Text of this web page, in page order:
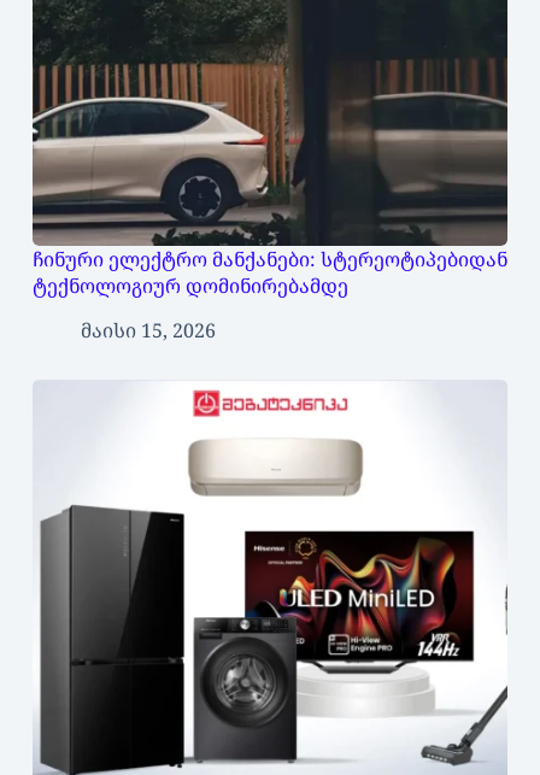
ჩინური ელექტრო მანქანები: სტერეოტიპებიდან
ტექნოლოგიურ დომინირებამდე
მაისი 15, 2026